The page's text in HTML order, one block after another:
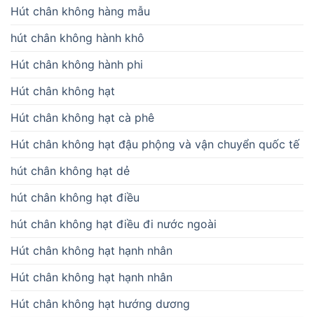
Hút chân không hàng mẫu
hút chân không hành khô
Hút chân không hành phi
Hút chân không hạt
Hút chân không hạt cà phê
Hút chân không hạt đậu phộng và vận chuyển quốc tế
hút chân không hạt dẻ
hút chân không hạt điều
hút chân không hạt điều đi nước ngoài
Hút chân không hạt hạnh nhân
Hút chân không hạt hạnh nhân
Hút chân không hạt hướng dương